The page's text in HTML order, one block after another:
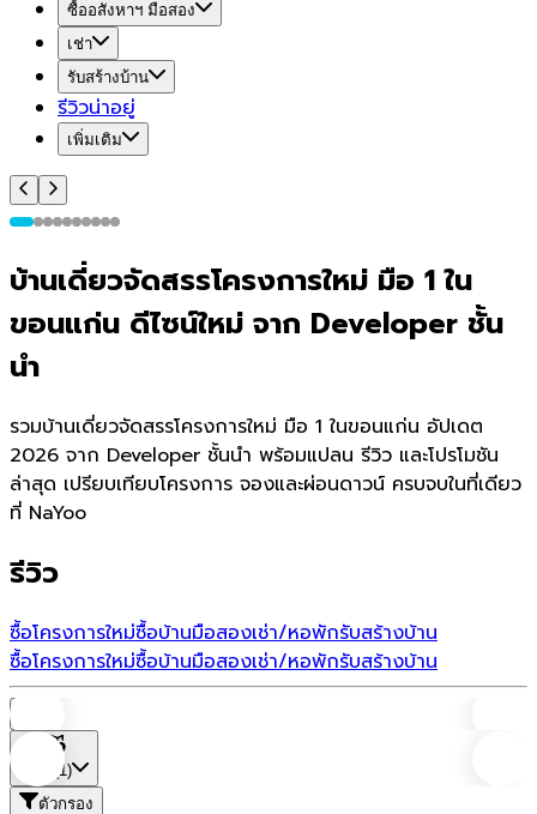
ซื้ออสังหาฯ มือสอง
เช่า
รับสร้างบ้าน
รีวิวน่าอยู่
เพิ่มเติม
บ้านเดี่ยวจัดสรรโครงการใหม่ มือ 1 ใน
ขอนแก่น ดีไซน์ใหม่ จาก Developer ชั้น
นำ
รวมบ้านเดี่ยวจัดสรรโครงการใหม่ มือ 1 ในขอนแก่น อัปเดต
2026 จาก Developer ชั้นนำ พร้อมแปลน รีวิว และโปรโมชัน
ล่าสุด เปรียบเทียบโครงการ จองและผ่อนดาวน์ ครบจบในที่เดียว
ที่ NaYoo
รีวิว
ซื้อโครงการใหม่ซื้อบ้านมือสองเช่า/หอพักรับสร้างบ้าน
ซื้อโครงการใหม่ซื้อบ้านมือสองเช่า/หอพักรับสร้างบ้าน
(1)
ตัวกรอง